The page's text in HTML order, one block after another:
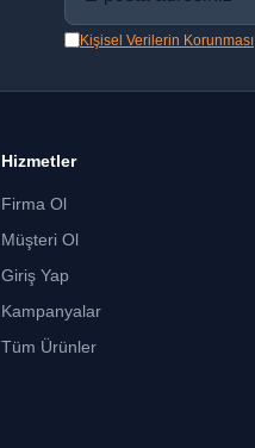
Kişisel Verilerin Korunması
Hizmetler
Firma Ol
Müşteri Ol
Giriş Yap
Kampanyalar
Tüm Ürünler